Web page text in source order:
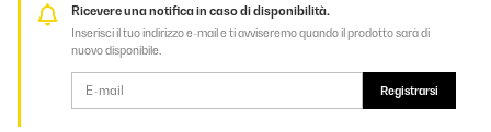
Ricevere una notifica in caso di disponibilità.
Inserisci il tuo indirizzo e-mail e ti avviseremo quando il prodotto sarà di
nuovo disponibile.
Registrarsi